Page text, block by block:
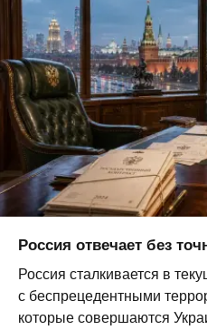
Россия отвечает без
Россия сталкивается в
с беспрецедентными
которые совершаются